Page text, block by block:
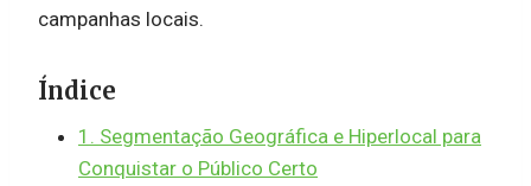
campanhas locais.
Índice
1. Segmentação Geográfica e Hiperlocal para
Conquistar o Público Certo